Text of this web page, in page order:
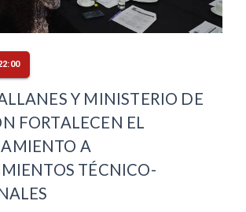
Y MINISTERIO DE
FORTALECEN EL
A
TÉCNICO-